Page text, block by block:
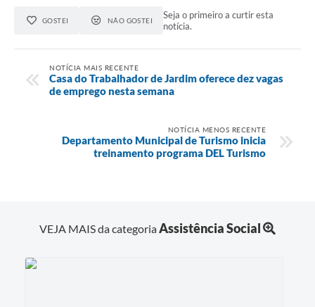
GOSTEI NÃO GOSTEI
Seja o primeiro a curtir esta
notícia.
NOTÍCIA MAIS RECENTE
Casa do Trabalhador de Jardim oferece dez vagas
de emprego nesta semana
NOTÍCIA MENOS RECENTE
Departamento Municipal de Turismo inicia
treinamento programa DEL Turismo
VEJA MAIS da categoriaAssistência Social